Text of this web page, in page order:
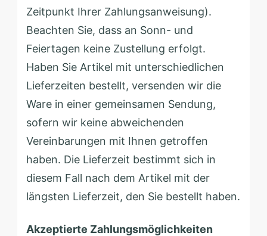
Zeitpunkt Ihrer Zahlungsanweisung).
Beachten Sie, dass an Sonn- und
Feiertagen keine Zustellung erfolgt.
Haben Sie Artikel mit unterschiedlichen
Lieferzeiten bestellt, versenden wir die
Ware in einer gemeinsamen Sendung,
sofern wir keine abweichenden
Vereinbarungen mit Ihnen getroffen
haben. Die Lieferzeit bestimmt sich in
diesem Fall nach dem Artikel mit der
längsten Lieferzeit, den Sie bestellt haben.
Akzeptierte Zahlungsmöglichkeiten